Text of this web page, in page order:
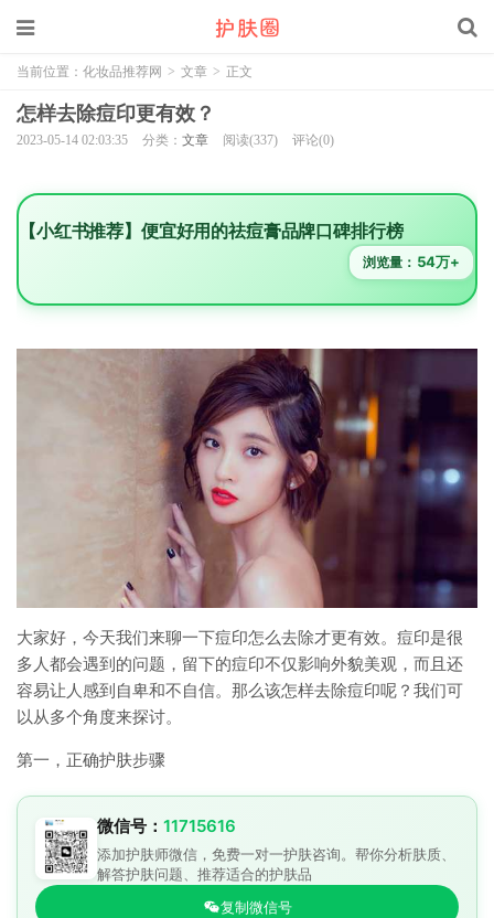
当前位置： 化妆品推荐网 > 文章 > 正文
怎样去除痘印更有效？
2023-05-14 02:03:35 分类： 文章 阅读(337) 评论(0)
【小红书推荐】便宜好用的祛痘膏品牌口碑排行榜
浏览量： 54万+
大家好，今天我们来聊一下痘印怎么去除才更有效。痘印是很
多人都会遇到的问题，留下的痘印不仅影响外貌美观，而且还
容易让人感到自卑和不自信。那么该怎样去除痘印呢？我们可
以从多个角度来探讨。
第一，正确护肤步骤
微信号： 11715616
添加护肤师微信，免费一对一护肤咨询。帮你分析肤质、
解答护肤问题、推荐适合的护肤品
复制微信号